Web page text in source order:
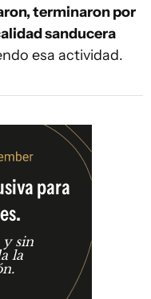
terminaron por
sanducera
esa actividad.
para
y sin
la